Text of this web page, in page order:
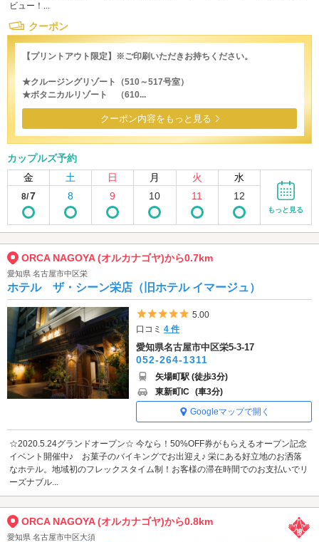
ビュー！...
クーポン
【プリントアウト限定】※ご印刷いただきお持ちください。
★クルージングリゾート（510～517号室）
★ボタニカルリゾート （610...
クーポン内容をもっと見る
カップルズ予約
金
土 日 月 火 水
8/7 8 9 10 11 12
もっと見る
ORCA NAGOYA (オルカナゴヤ)から0.7km
愛知県 名古屋市中区栄
ホテル ザ・シーン栄店（旧ホテル イマージュ）
5つ星のうち5
5.00
口コミ4 件
愛知県名古屋市中区栄5-3-17
052-264-1311
矢場町駅 (徒歩3分)
東新町IC (車3分)
Googleマップで開く
☆2020.5.24グランドオープン☆ 今なら！50%OFF券がもらえるオープン記念
イベント開催中♪ お菓子のバイキングでお出迎え♪ 栄にある好立地のお洒落
なホテル。地域初のフレックスタイム制！お客様の滞在時間でのお支払いでリ
ーズナブル...
ORCA NAGOYA (オルカナゴヤ)から0.8km
愛知県 名古屋市中区大須